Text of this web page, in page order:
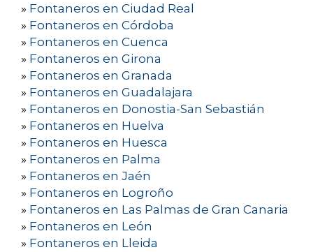
» Fontaneros en Ciudad Real
» Fontaneros en Córdoba
» Fontaneros en Cuenca
» Fontaneros en Girona
» Fontaneros en Granada
» Fontaneros en Guadalajara
» Fontaneros en Donostia-San Sebastián
» Fontaneros en Huelva
» Fontaneros en Huesca
» Fontaneros en Palma
» Fontaneros en Jaén
» Fontaneros en Logroño
» Fontaneros en Las Palmas de Gran Canaria
» Fontaneros en León
» Fontaneros en Lleida